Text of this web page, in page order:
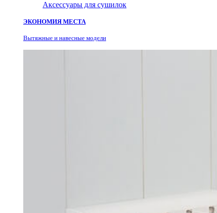
Аксессуары для сушилок
ЭКОНОМИЯ МЕСТА
Вытяжные и навесные модели